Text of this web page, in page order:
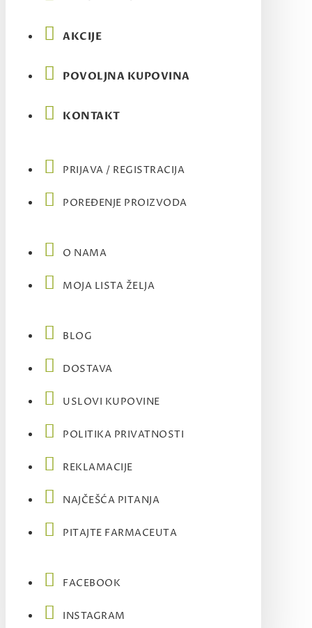
AKCIJE
POVOLJNA KUPOVINA
KONTAKT
PRIJAVA / REGISTRACIJA
POREĐENJE PROIZVODA
O NAMA
MOJA LISTA ŽELJA
BLOG
DOSTAVA
USLOVI KUPOVINE
POLITIKA PRIVATNOSTI
REKLAMACIJE
NAJČEŠĆA PITANJA
PITAJTE FARMACEUTA
FACEBOOK
INSTAGRAM